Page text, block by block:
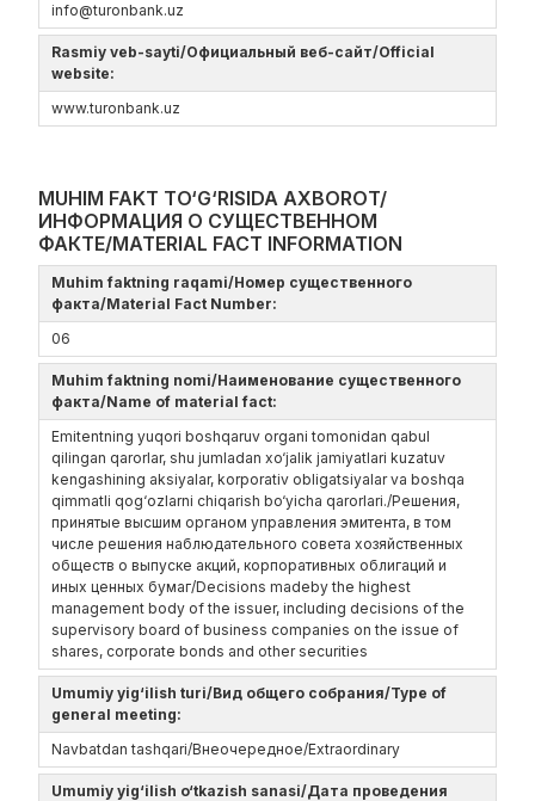
info@turonbank.uz
Rasmiy veb-sayti/Официальный веб-сайт/Official
website:
www.turonbank.uz
MUHIM FAKT TO‘G‘RISIDA AXBOROT/
ИНФОРМАЦИЯ О СУЩЕСТВЕННОМ
ФАКТЕ/MATERIAL FACT INFORMATION
Muhim faktning raqami/Номер существенного
факта/Material Fact Number:
06
Muhim faktning nomi/Наименование существенного
факта/Name of material fact:
Emitentning yuqori boshqaruv organi tomonidan qabul
qilingan qarorlar, shu jumladan xo‘jalik jamiyatlari kuzatuv
kengashining aksiyalar, korporativ obligatsiyalar va boshqa
qimmatli qog‘ozlarni chiqarish bo‘yicha qarorlari./Решения,
принятые высшим органом управления эмитента, в том
числе решения наблюдательного совета хозяйственных
обществ о выпуске акций, корпоративных облигаций и
иных ценных бумаг/Decisions madeby the highest
management body of the issuer, including decisions of the
supervisory board of business companies on the issue of
shares, corporate bonds and other securities
Umumiy yig‘ilish turi/Вид общего собрания/Type of
general meeting:
Navbatdan tashqari/Внеочередное/Extraordinary
Umumiy yig‘ilish o‘tkazish sanasi/Дата проведения